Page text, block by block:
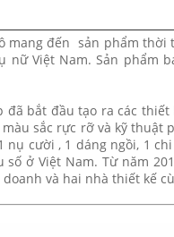
mang đến sản phẩm
Việt Nam. Sản phẩm
bắt đầu tạo ra các
sắc rực rỡ và kỹ
cười , 1 dáng ngồi, 1
ở Việt Nam. Từ năm
và hai nhà thiết kế